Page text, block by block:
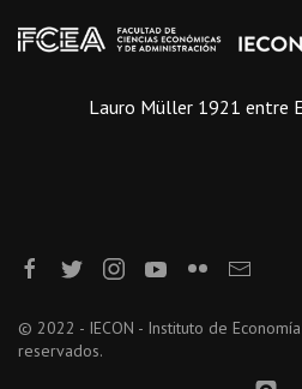
Lauro Müller 1921 entre
© 2022 - IECON - Instituto de
reservados.